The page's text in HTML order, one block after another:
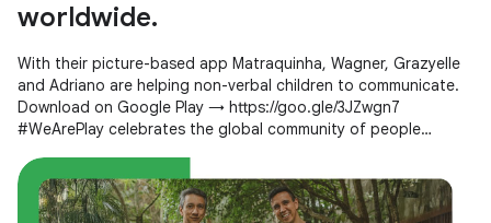
worldwide.
With their picture-based app Matraquinha, Wagner, Grazyelle
and Adriano are helping non-verbal children to communicate.
Download on Google Play → https://goo.gle/3JZwgn7
#WeArePlay celebrates the global community of people